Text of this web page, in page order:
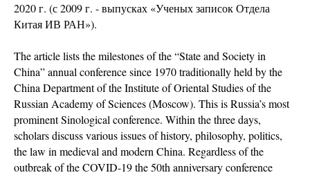
2020 г. (с 2009 г. - выпусках «Ученых записок Отдела
Китая ИВ РАН»).
The article lists the milestones of the “State and Society in
China” annual conference since 1970 traditionally held by the
China Department of the Institute of Oriental Studies of the
Russian Academy of Sciences (Moscow). This is Russia’s most
prominent Sinological conference. Within the three days,
scholars discuss various issues of history, philosophy, politics,
the law in medieval and modern China. Regardless of the
outbreak of the COVID-19 the 50th anniversary conference